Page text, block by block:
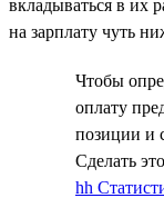
вкладываться в их
на зарплату чуть
Чтобы
оплату
позиции и
Сделать
hh